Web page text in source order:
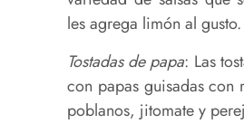
les agrega limón al gusto.
Tostadas de papa: Las
con papas guisadas con
poblanos, jitomate y